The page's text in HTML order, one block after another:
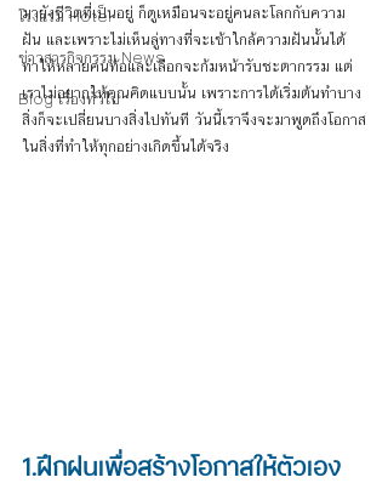
โรงแรม Hotel
ข่าวสารกิจกรรม News
Blog เรื่องทั่วไป
มายังชีวิตที่เป็นอยู่ ก็ดูเหมือนจะอยู่คนละโลกกับความ
ฝัน และเพราะไม่เห็นลู่ทางที่จะเข้าใกล้ความฝันนั้นได้
ทำให้หลายคนท้อและเลือกจะก้มหน้ารับชะตากรรม แต่
เราไม่อยากให้คุณคิดแบบนั้น เพราะการได้เริ่มต้นทำบาง
สิ่งก็จะเปลี่ยนบางสิ่งไปทันที วันนี้เราจึงจะมาพูดถึงโอกาส
ในสิ่งที่ทำให้ทุกอย่างเกิดขึ้นได้จริง
1.ฝึกฝนเพื่อสร้างโอกาสให้ตัวเอง